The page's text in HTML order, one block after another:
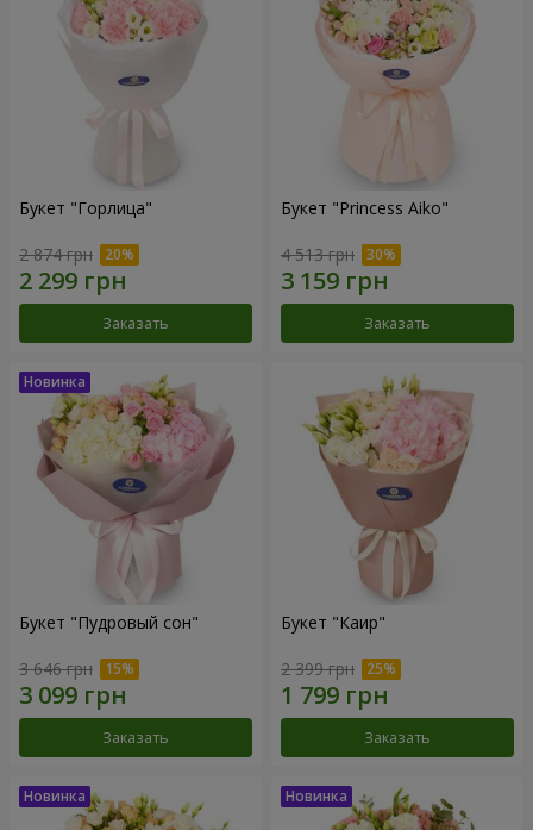
Букет "Горлица"
2 874 грн
Заказать
Букет "Princess Aiko"
4 513 грн
Заказать
Букет "Пудровый сон"
3 646 грн
Заказать
Букет "Каир"
2 399 грн
Заказать